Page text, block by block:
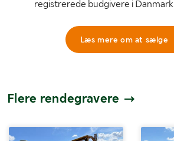
registrerede budgivere i
Læs mere om at sælge
Flere rendegravere